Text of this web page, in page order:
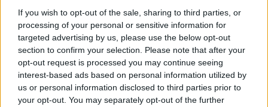
If you wish to opt-out of the sale, sharing to third parties, or
processing of your personal or sensitive information for
targeted advertising by us, please use the below opt-out
section to confirm your selection. Please note that after your
opt-out request is processed you may continue seeing
interest-based ads based on personal information utilized by
us or personal information disclosed to third parties prior to
your opt-out. You may separately opt-out of the further
Kuprines pasvėrę specialistai įspėja apie pavojingą
įprotį: tą daro daugiau nei pusė pradinukų
Žinios Lietuvos diena
Visi įrašai